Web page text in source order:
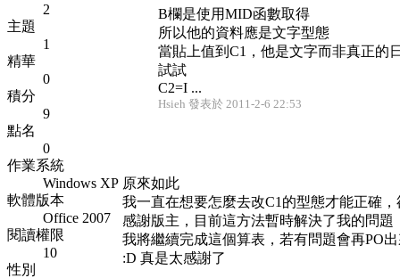
2
主題
1
精華
0
積分
9
點名
0
作業系統
Windows XP
軟體版本
Office 2007
閱讀權限
10
性別
B欄是使用MID函數取得
所以他的資料應是文字型態
當貼上值到C1，他是文字而非真正的
試試
C2=I ...
Hsieh 發表於 2011-2-6 22:53
原來如此
我一直在想要怎麼去改C1的型態才能正確
感謝版主，目前這方法暫時解決了我的問題
我將繼續完成這個算表，若有問題會再PO
:D 真是太感謝了